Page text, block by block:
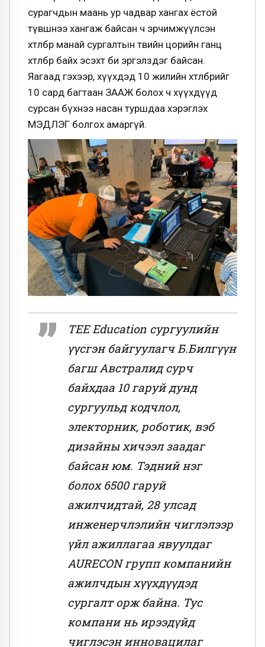
сурагчдын маань ур чадвар хангах ёстой
түвшнээ хангаж байсан ч эрчимжүүлсэн
хөтөлбөр манай сургалтын төвийн цорийн ганц
хөтөлбөр байх эсэхт би эргэлздэг байсан.
Яагаад гэхээр, хүүхдэд 10 жилийн хөтөлбөрийг
10 сард багтаан ЗААЖ болох ч хүүхдүүд
сурсан бүхнээ насан туршдаа хэрэглэх
МЭДЛЭГ болгох амаргүй.
TEE Education сургуулийн
үүсгэн байгуулагч Б.Билгүүн
багш Австралид сурч
байхдаа 10 гаруй дунд
сургуульд кодчлол,
электорник, роботик, вэб
дизайны хичээл заадаг
байсан юм. Тэдний нэг
болох 6500 гаруй
ажилчидтай, 28 улсад
инженерчлэлийн чиглэлээр
үйл ажиллагаа явуулдаг
AURECON групп компанийн
ажилчдын хүүхдүүдэд
сургалт орж байна. Тус
компани нь ирээдүйд
чиглэсэн инновацилаг